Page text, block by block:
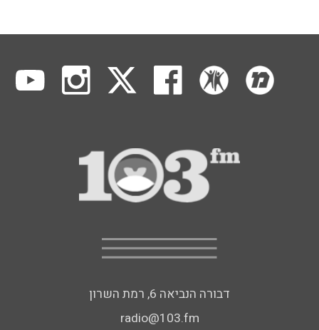
דבורה הנביאה 6, רמת השרון
radio@103.fm